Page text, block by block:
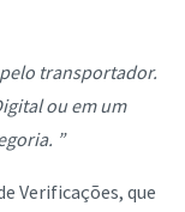
transportador.
ou em um
”
Verificações, que